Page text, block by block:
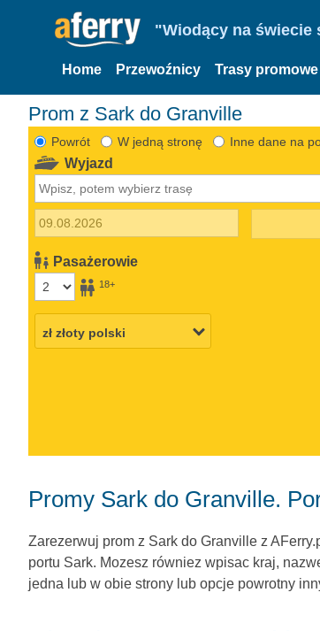
"Wiodący na świecie
Home Przewoźnicy Trasy promowe
Prom z Sark do Granville
Powrót W jedną stronę Inne dane na
Wyjazd
Pasażerowie
18+
Promy Sark do Granville.
Zarezerwuj prom z Sark do Granville z
portu Sark. Mozesz równiez wpisac kraj,
jedna lub w obie strony lub opcje powrotny